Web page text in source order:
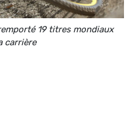
19 titres mondiaux
carrière